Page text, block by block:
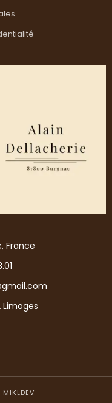
France
Limoges
MIKLDEV